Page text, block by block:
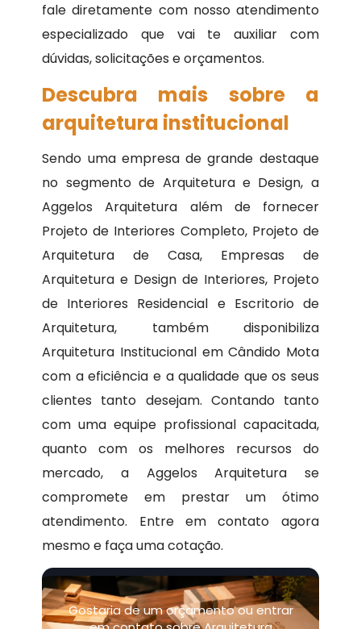
fale diretamente com nosso atendimento
especializado que vai te auxiliar com
dúvidas, solicitações e orçamentos.
Descubra mais sobre a
arquitetura institucional
Sendo uma empresa de grande destaque
no segmento de Arquitetura e Design, a
Aggelos Arquitetura além de fornecer
Projeto de Interiores Completo, Projeto de
Arquitetura de Casa, Empresas de
Arquitetura e Design de Interiores, Projeto
de Interiores Residencial e Escritorio de
Arquitetura, também disponibiliza
Arquitetura Institucional em Cândido Mota
com a eficiência e a qualidade que os seus
clientes tanto desejam. Contando tanto
com uma equipe profissional capacitada,
quanto com os melhores recursos do
mercado, a Aggelos Arquitetura se
compromete em prestar um ótimo
atendimento. Entre em contato agora
mesmo e faça uma cotação.
Gostaria de um orçamento ou entrar